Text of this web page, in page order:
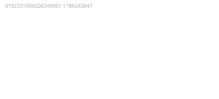
9192331006026349051 :1786243847